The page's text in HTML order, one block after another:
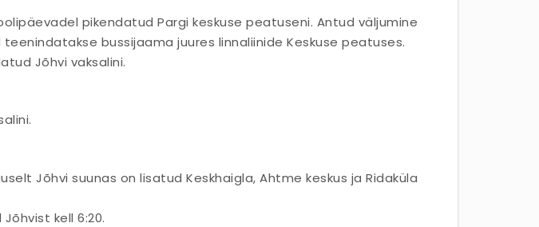
pikendatud Pargi keskuse peatuseni. Antud väljumine
bussijaama juures linnaliinide Keskuse peatuses.
Jõhvi vaksalini.
Jõhvi suunas on lisatud Keskhaigla, Ahtme keskus ja Ridaküla
kell 6:20.